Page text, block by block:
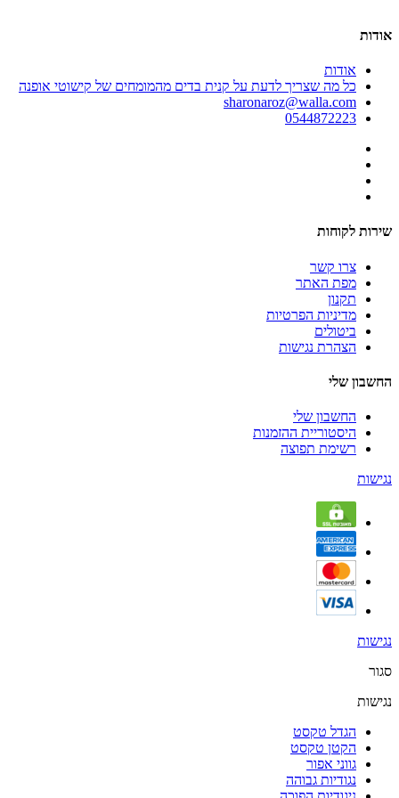
אודות
אודות
כל מה שצריך לדעת על קנית בדים מהמומחים של קישוטי אופנה
sharonaroz@walla.com
0544872223
שירות לקוחות
צרו קשר
מפת האתר
תקנון
מדיניות הפרטיות
ביטולים
הצהרת נגישות
החשבון שלי
החשבון שלי
היסטוריית ההזמנות
רשימת תפוצה
נגישות
נגישות
סגור
נגישות
הגדל טקסט
הקטן טקסט
גווני אפור
נגודיות גבוהה